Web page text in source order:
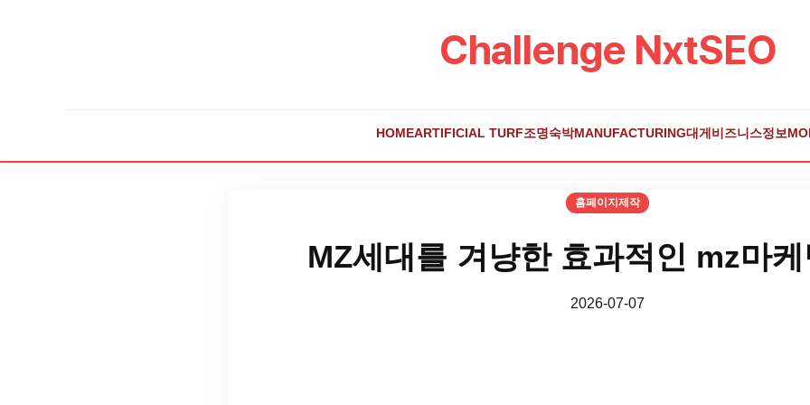
Challenge NxtSEO
HOMEARTIFICIAL TURF조명숙박MANUFACTURING대게 비즈니스정보
홈페이지제작
MZ세대를 겨냥한 효과적인 mz마
2026-07-07